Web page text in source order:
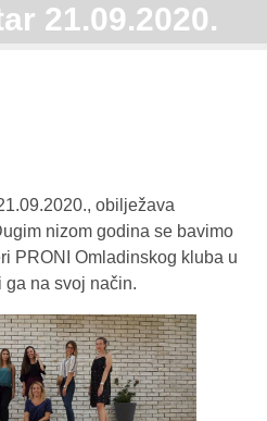
21.09.2020.
obilježava
nizom godina se bavimo
PRONI Omladinskog kluba u
ga na svoj način.